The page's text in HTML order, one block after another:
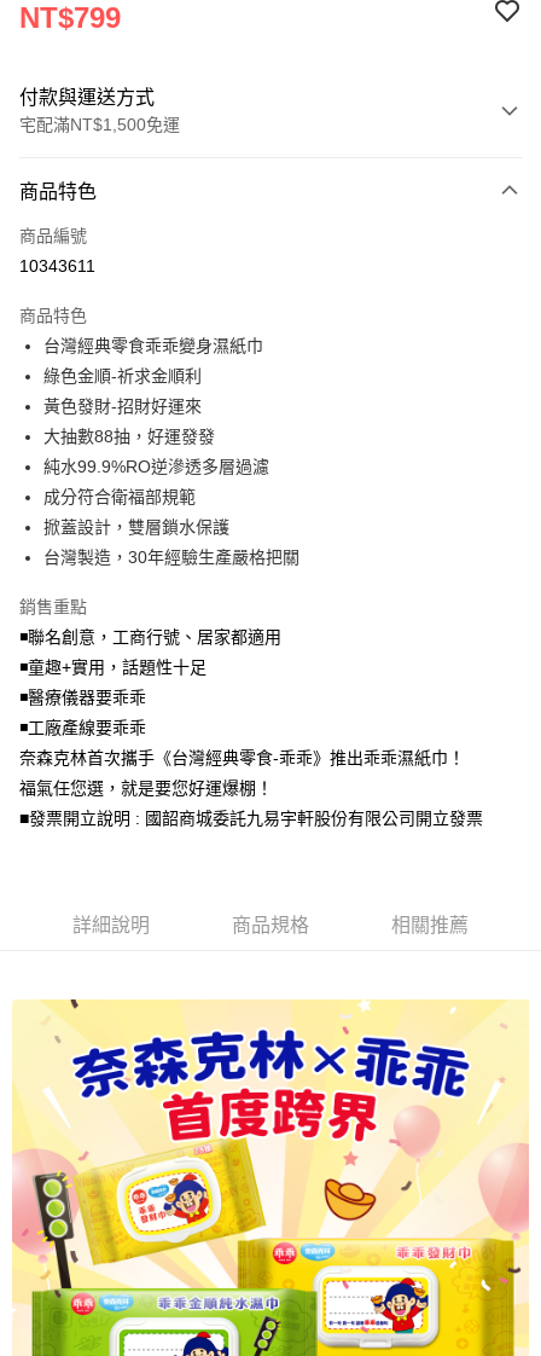
NT$799
付款與運送方式
宅配滿NT$1,500免運
信用卡一次付款
LINE Pay
街口支付
悠遊付
全盈+PAY
AFTEE先享後付
相關說明
【關於「AFTEE先享後付」】
AFTEE先享後付是「在收到商品之後才付款」的支付方式。 讓您購物簡單
１．簡單：不需註冊會員、不需綁卡、不需儲值。
２．便利：只要手機號碼，簡訊認證，即可結帳。
３．安心：先確認商品／服務後，再付款。
１．於結帳方式選擇「AFTEE先享後付」後，將跳轉至「AFTEE先享後付」
結帳頁面，進行簡訊認證並確認金額後，即可完成結帳。
２．訂單成立數日內，您將收到繳費通知簡訊。
３．收到繳費通知簡訊後14天內，點擊此簡訊中的連結，可透過四大超商／
ATM／網路銀行／等多元方式進行付款，方視為交易完成。
※ 請注意：結帳手續完成當下不需立刻繳費，但若您需要取消訂單，請聯絡
客戶支援中心」 https://netprotections.freshdesk.com/support/home
易，需依本服務之必要範圍內提供個人資料，並將交易相關給付款項請求債
權轉讓予恩沛科技股份有限公司。
２．關於個人資料處理事宜，請瀏覽以下網址：
https://aftee.tw/terms/#terms3
３．未成年的使用者請事先徵得法定代理人或監護人之同意方可使用
「AFTEE先享後付」，若未經同意申辦者引起之損失，本公司不負相關責
４．使用「AFTEE先享後付」時，將依據個別帳號之用戶狀況，依本公司即
時審查核予不同之上限額度；若仍有額度不足之情形，本公司將視審查結果
請求用戶進行身份認證。
５．嚴禁一人註冊多個帳號或使用他人資訊註冊。若發現惡意使用之情形，
恩沛科技股份有限公司將有權停止該用戶之使用額度並採取法律行動。
ATM付款
運送方式
宅配
每筆NT$150，滿NT$1,500(含以上)免運費
商品特色
商品編號
10343611
商品特色
台灣經典零食乖乖變身濕紙巾
綠色金順-祈求金順利
黃色發財-招財好運來
大抽數88抽，好運發發
純水99.9%RO逆滲透多層過濾
成分符合衛福部規範
掀蓋設計，雙層鎖水保護
台灣製造，30年經驗生產嚴格把關
銷售重點
◾️聯名創意，工商行號、居家都適用
◾️童趣+實用，話題性十足
◾️醫療儀器要乖乖
◾️工廠產線要乖乖
奈森克林首次攜手《台灣經典零食-乖乖》推出乖乖濕紙巾！
福氣任您選，就是要您好運爆棚！
■發票開立說明 : 國韶商城委託九易宇軒股份有限公司開立發票
詳細說明 商品規格 相關推薦